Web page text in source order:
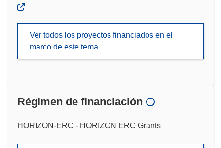
Ver todos los proyectos financiados en el
marco de este tema
Régimen de financiación
HORIZON-ERC - HORIZON ERC Grants